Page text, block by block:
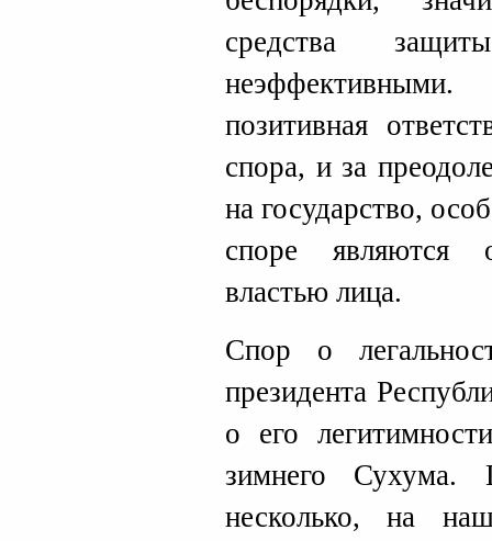
средства
позитивная
спора, и за
на государство,
споре являются
властью лица.
Спор о
президента
о его
зимнего
несколько, на